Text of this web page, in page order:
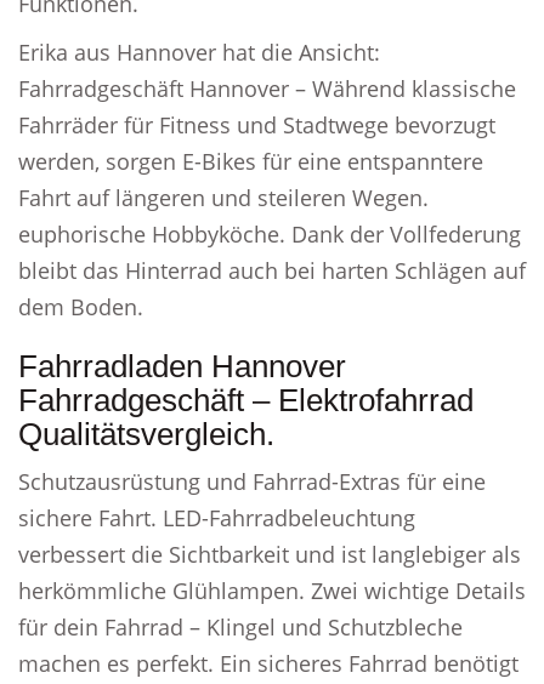
Erika aus Hannover hat die Ansicht:
Fahrradgeschäft Hannover – Während klassische
Fahrräder für Fitness und Stadtwege bevorzugt
werden, sorgen E-Bikes für eine entspanntere
Fahrt auf längeren und steileren Wegen.
euphorische Hobbyköche. Dank der Vollfederung
bleibt das Hinterrad auch bei harten Schlägen auf
dem Boden.
Fahrradladen Hannover
Fahrradgeschäft – Elektrofahrrad
Qualitätsvergleich.
Schutzausrüstung und Fahrrad-Extras für eine
sichere Fahrt. LED-Fahrradbeleuchtung
verbessert die Sichtbarkeit und ist langlebiger als
herkömmliche Glühlampen. Zwei wichtige Details
für dein Fahrrad – Klingel und Schutzbleche
machen es perfekt. Ein sicheres Fahrrad benötigt